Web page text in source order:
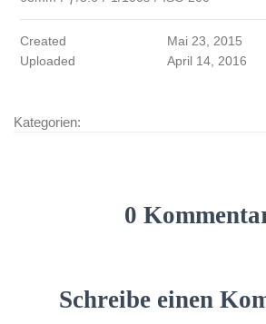
Created
Mai 23, 2015
Uploaded
April 14, 2016
Kategorien:
0
Schreibe einen